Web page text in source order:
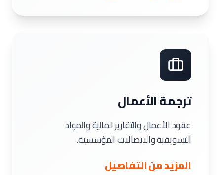
ترجمة الأعمال
عقود الأعمال والتقارير المالية والمواد
التسويقية والاتصالات المؤسسية.
المزيد من التفاصيل